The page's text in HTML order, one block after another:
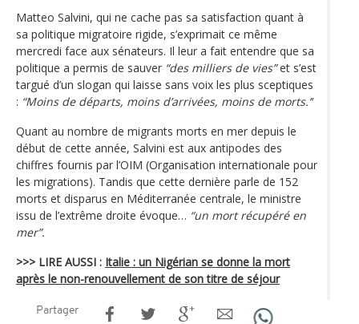
Matteo Salvini, qui ne cache pas sa satisfaction quant à
sa politique migratoire rigide, s’exprimait ce même
mercredi face aux sénateurs. Il leur a fait entendre que sa
politique a permis de sauver “des milliers de vies”et s’est
targué d’un slogan qui laisse sans voix les plus sceptiques
: “Moins de départs, moins d’arrivées, moins de morts.’‘
Quant au nombre de migrants morts en mer depuis le
début de cette année, Salvini est aux antipodes des
chiffres fournis par l’OIM (Organisation internationale pour
les migrations). Tandis que cette dernière parle de 152
morts et disparus en Méditerranée centrale, le ministre
issu de l’extrême droite évoque… “un mort récupéré en
mer”.
>>> LIRE AUSSI : Italie : un Nigérian se donne la mort
après le non-renouvellement de son titre de séjour
Partager